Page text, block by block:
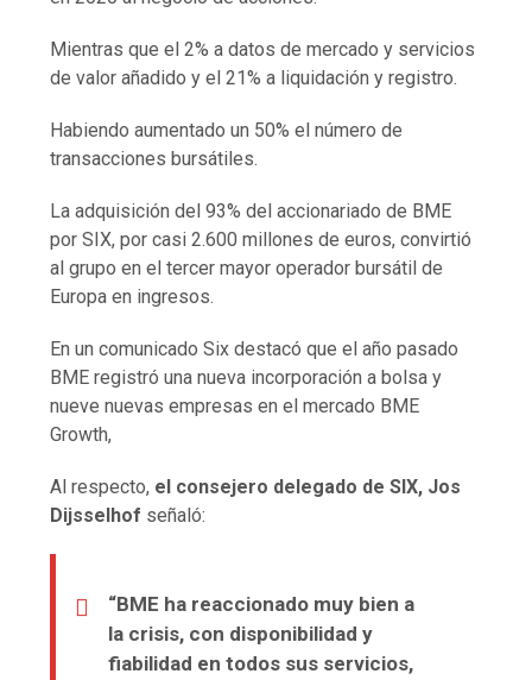
Mientras que el 2% a datos de mercado y servicios
de valor añadido y el 21% a liquidación y registro.
Habiendo aumentado un 50% el número de
transacciones bursátiles.
La adquisición del 93% del accionariado de BME
por SIX, por casi 2.600 millones de euros, convirtió
al grupo en el tercer mayor operador bursátil de
Europa en ingresos.
En un comunicado Six destacó que el año pasado
BME registró una nueva incorporación a bolsa y
nueve nuevas empresas en el mercado BME
Growth,
Al respecto, el consejero delegado de SIX, Jos
Dijsselhof señaló:
“BME ha reaccionado muy bien a
la crisis, con disponibilidad y
fiabilidad en todos sus servicios,